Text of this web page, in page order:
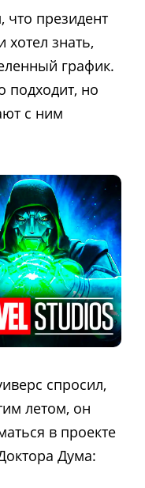
что президент
знать,
график.
подходит, но
с ним
спросил,
летом, он
в проекте
Дума: